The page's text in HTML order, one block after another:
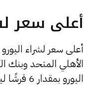
أعلى سعر
أعلى سعر لشراء
الأهلي المتحد
اليورو بمقدار 6 قرشًا ليصل إلى 53.03 جنيهًا